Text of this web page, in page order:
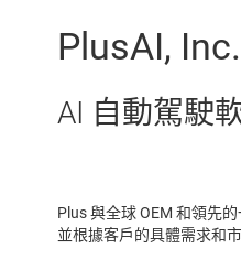
PlusAI, Inc.
AI 自動駕駛
Plus 與全球 OEM 和領先
並根據客戶的具體需求和